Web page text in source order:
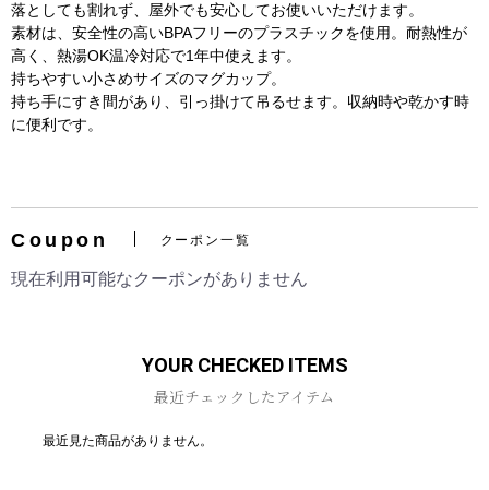
落としても割れず、屋外でも安心してお使いいただけます。
素材は、安全性の高いBPAフリーのプラスチックを使用。耐熱性が
高く、熱湯OK温冷対応で1年中使えます。
持ちやすい小さめサイズのマグカップ。
持ち手にすき間があり、引っ掛けて吊るせます。収納時や乾かす時
に便利です。
Coupon クーポン一覧
現在利用可能なクーポンがありません
YOUR CHECKED ITEMS
最近チェックしたアイテム
最近見た商品がありません。